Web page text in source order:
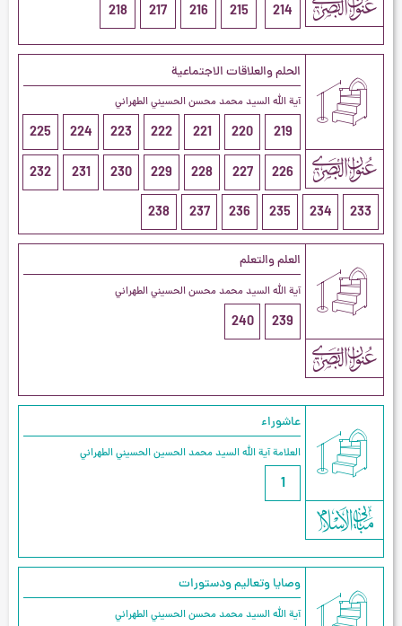
214
215
216
217
218
الحلم والعلاقات الاجتماعية
آية الله السيد محمد محسن الحسيني الطهراني
219
220
221
222
223
224
225
226
227
228
229
230
231
232
233
234
235
236
237
238
العلم والتعلم
آية الله السيد محمد محسن الحسيني الطهراني
239
240
عاشوراء
العلامة آیة الله السيد محمد الحسين الحسيني الطهراني
1
وصايا وتعاليم ودستورات
آية الله السيد محمد محسن الحسيني الطهراني